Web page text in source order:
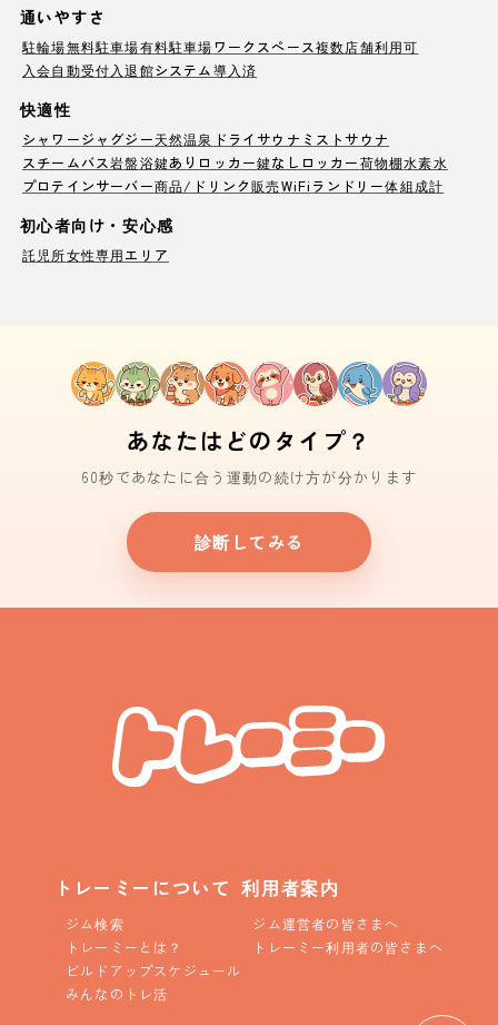
通いやすさ
駐輪場無料駐車場有料駐車場ワークスペース複数店舗利用可
入会自動受付 入退館システム導入済
快適性
シャワージャグジー天然温泉 ドライサウナ ミストサウナ
スチームバス岩盤浴鍵ありロッカー鍵なしロッカー荷物棚水素水
プロテインサーバー商品/ドリンク販売WiFi ランドリー体組成計
初心者向け・安心感
託児所女性専用エリア
あなたはどのタイプ？
60秒であなたに合う運動の続け方が分かります
診断してみる
トレーミーについて
ジム検索
トレーミーとは？
ビルドアップスケジュール
みんなのトレ活
利用者案内
ジム運営者の皆さまへ
トレーミー利用者の皆さまへ